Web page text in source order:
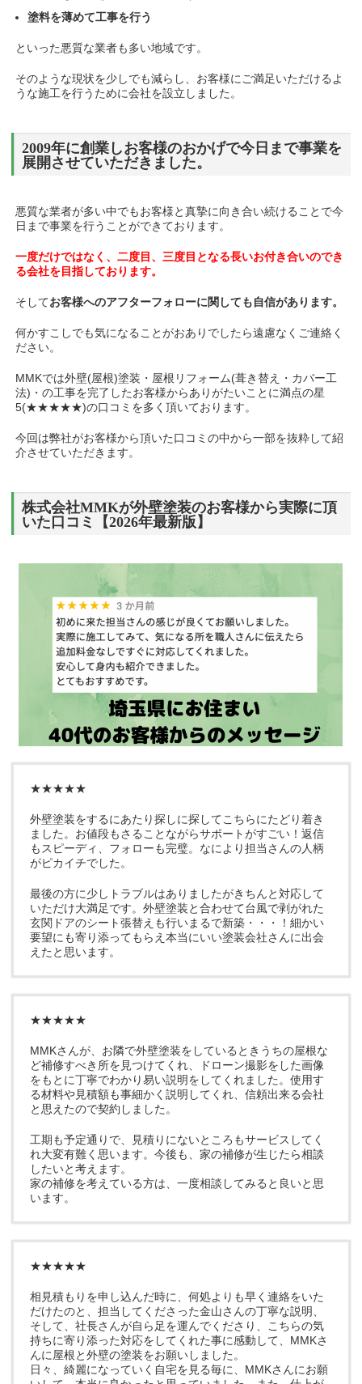
塗料を薄めて工事を行う
といった悪質な業者も多い地域です。
そのような現状を少しでも減らし、お客様にご満足いただけるよ
うな施工を行うために会社を設立しました。
2009年に創業しお客様のおかげで今日まで事業を
展開させていただきました。
悪質な業者が多い中でもお客様と真摯に向き合い続けることで今
日まで事業を行うことができております。
一度だけではなく、二度目、三度目となる長いお付き合いのでき
る会社を目指しております。
そしてお客様へのアフターフォローに関しても自信があります。
何かすこしでも気になることがおありでしたら遠慮なくご連絡く
ださい。
MMKでは外壁(屋根)塗装・屋根リフォーム(葺き替え・カバー工
法)・の工事を完了したお客様からありがたいことに満点の星
5(★★★★★)の口コミを多く頂いております。
今回は弊社がお客様から頂いた口コミの中から一部を抜粋して紹
介させていただきます。
株式会社MMKが外壁塗装のお客様から実際に頂
いた口コミ【2026年最新版】
★★★★★
外壁塗装をするにあたり探しに探してこちらにたどり着き
ました。お値段もさることながらサポートがすごい！返信
もスピーディ、フォローも完璧。なにより担当さんの人柄
がピカイチでした。
最後の方に少しトラブルはありましたがきちんと対応して
いただけ大満足です。外壁塗装と合わせて台風で剥がれた
玄関ドアのシート張替えも行いまるで新築・・・！細かい
要望にも寄り添ってもらえ本当にいい塗装会社さんに出会
えたと思います。
★★★★★
MMKさんが、お隣で外壁塗装をしているときうちの屋根な
ど補修すべき所を見つけてくれ、ドローン撮影をした画像
をもとに丁寧でわかり易い説明をしてくれました。使用す
る材料や見積額も事細かく説明してくれ、信頼出来る会社
と思えたので契約しました。
工期も予定通りで、見積りにないところもサービスしてく
れ大変有難く思います。今後も、家の補修が生じたら相談
したいと考えます。
家の補修を考えている方は、一度相談してみると良いと思
います。
★★★★★
相見積もりを申し込んだ時に、何処よりも早く連絡をいた
だけたのと、担当してくださった金山さんの丁寧な説明、
そして、社長さんが自ら足を運んでくださり、こちらの気
持ちに寄り添った対応をしてくれた事に感動して、MMKさ
んに屋根と外壁の塗装をお願いしました。
日々、綺麗になっていく自宅を見る毎に、MMKさんにお願